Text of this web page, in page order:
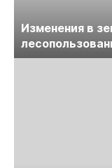
Изменения в
обсудят на